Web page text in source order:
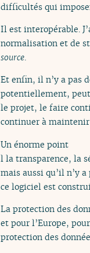
difficultés qui
Il est interopérable.
normalisation et de
source.
Et enfin, il n’y a pas
potentiellement,
le projet, le faire
continuer à maintenir
Un énorme point
l la transparence, la
mais aussi qu’il n’y
ce logiciel est
La protection des
et pour l’Europe,
protection des